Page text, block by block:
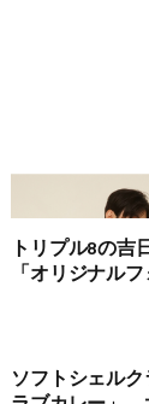
トリプル8の吉
「オリジナル
ソフトシェル